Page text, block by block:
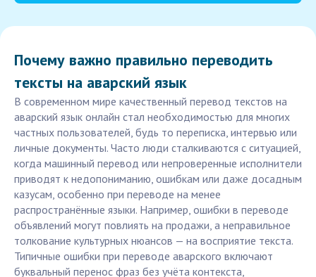
Почему важно правильно переводить
тексты на аварский язык
В современном мире качественный перевод текстов на
аварский язык онлайн стал необходимостью для многих
частных пользователей, будь то переписка, интервью или
личные документы. Часто люди сталкиваются с ситуацией,
когда машинный перевод или непроверенные исполнители
приводят к недопониманию, ошибкам или даже досадным
казусам, особенно при переводе на менее
распространённые языки. Например, ошибки в переводе
объявлений могут повлиять на продажи, а неправильное
толкование культурных нюансов — на восприятие текста.
Типичные ошибки при переводе аварского включают
буквальный перенос фраз без учёта контекста,